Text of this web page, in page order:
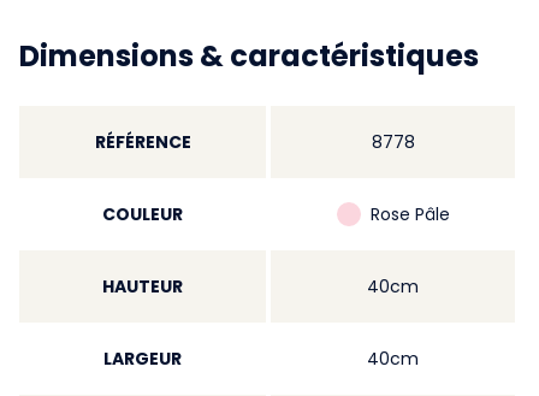
Dimensions & caractéristiques
RÉFÉRENCE 8778
COULEUR Rose Pâle
HAUTEUR 40cm
LARGEUR 40cm